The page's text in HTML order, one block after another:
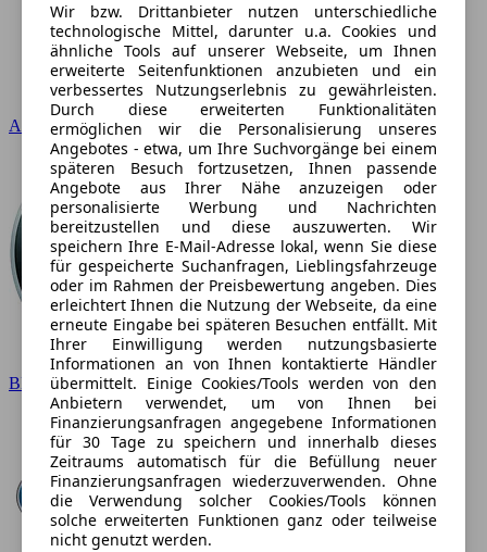
Audi
BMW
Wir bzw. Drittanbieter nutzen unterschiedliche
technologische Mittel, darunter u.a. Cookies und
ähnliche Tools auf unserer Webseite, um Ihnen
erweiterte Seitenfunktionen anzubieten und ein
verbessertes Nutzungserlebnis zu gewährleisten.
Durch diese erweiterten Funktionalitäten
ermöglichen wir die Personalisierung unseres
Angebotes - etwa, um Ihre Suchvorgänge bei einem
späteren Besuch fortzusetzen, Ihnen passende
Angebote aus Ihrer Nähe anzuzeigen oder
personalisierte Werbung und Nachrichten
bereitzustellen und diese auszuwerten. Wir
speichern Ihre E-Mail-Adresse lokal, wenn Sie diese
für gespeicherte Suchanfragen, Lieblingsfahrzeuge
oder im Rahmen der Preisbewertung angeben. Dies
erleichtert Ihnen die Nutzung der Webseite, da eine
erneute Eingabe bei späteren Besuchen entfällt. Mit
Ihrer Einwilligung werden nutzungsbasierte
Informationen an von Ihnen kontaktierte Händler
übermittelt. Einige Cookies/Tools werden von den
Anbietern verwendet, um von Ihnen bei
Finanzierungsanfragen angegebene Informationen
für 30 Tage zu speichern und innerhalb dieses
Zeitraums automatisch für die Befüllung neuer
Finanzierungsanfragen wiederzuverwenden. Ohne
die Verwendung solcher Cookies/Tools können
solche erweiterten Funktionen ganz oder teilweise
nicht genutzt werden.